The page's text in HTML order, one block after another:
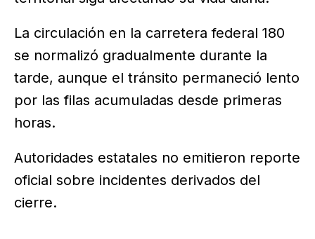
La circulación en la carretera federal 180
se normalizó gradualmente durante la
tarde, aunque el tránsito permaneció lento
por las filas acumuladas desde primeras
horas.
Autoridades estatales no emitieron reporte
oficial sobre incidentes derivados del
cierre.